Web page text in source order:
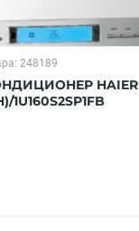
ПРИМЕНИТЬ
248189
HAIER
1U160S2SP1FB